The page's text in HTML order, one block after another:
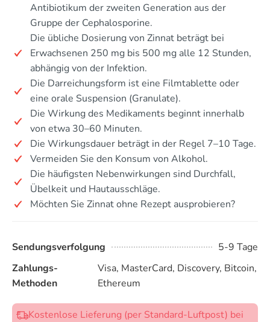
Antibiotikum der zweiten Generation aus der
Gruppe der Cephalosporine.
Die übliche Dosierung von Zinnat beträgt bei
Erwachsenen 250 mg bis 500 mg alle 12 Stunden,
abhängig von der Infektion.
Die Darreichungsform ist eine Filmtablette oder
eine orale Suspension (Granulate).
Die Wirkung des Medikaments beginnt innerhalb
von etwa 30–60 Minuten.
Die Wirkungsdauer beträgt in der Regel 7–10 Tage.
Vermeiden Sie den Konsum von Alkohol.
Die häufigsten Nebenwirkungen sind Durchfall,
Übelkeit und Hautausschläge.
Möchten Sie Zinnat ohne Rezept ausprobieren?
Sendungsverfolgung
5-9 Tage
Zahlungs-
Methoden
Visa, MasterCard, Discovery, Bitcoin,
Ethereum
Kostenlose Lieferung (per Standard-Luftpost) bei